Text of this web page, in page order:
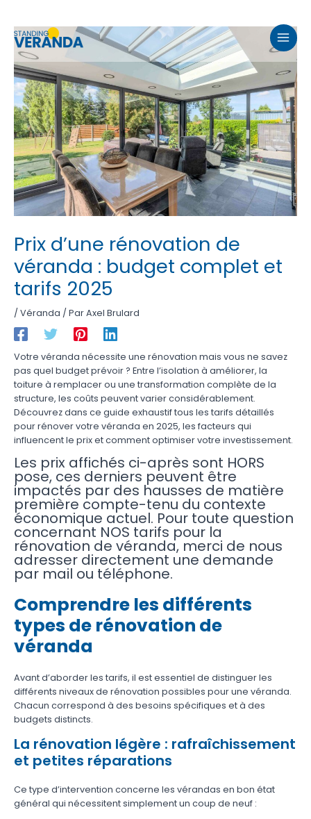
contenu
Prix d’une rénovation de
véranda : budget complet et
tarifs 2025
/ Véranda / ParAxel Brulard
Votre véranda nécessite une rénovation mais vous ne savez
pas quel budget prévoir ? Entre l’isolation à améliorer, la
toiture à remplacer ou une transformation complète de la
structure, les coûts peuvent varier considérablement.
Découvrez dans ce guide exhaustif tous les tarifs détaillés
pour rénover votre véranda en 2025, les facteurs qui
influencent le prix et comment optimiser votre investissement.
Les prix affichés ci-après sont HORS
pose, ces derniers peuvent être
impactés par des hausses de matière
première compte-tenu du contexte
économique actuel. Pour toute question
concernant NOS tarifs pour la
rénovation de véranda, merci de nous
adresser directement une demande
par mail ou téléphone.
Comprendre les différents
types de rénovation de
véranda
Avant d’aborder les tarifs, il est essentiel de distinguer les
différents niveaux de rénovation possibles pour une véranda.
Chacun correspond à des besoins spécifiques et à des
budgets distincts.
La rénovation légère : rafraîchissement
et petites réparations
Ce type d’intervention concerne les vérandas en bon état
général qui nécessitent simplement un coup de neuf :